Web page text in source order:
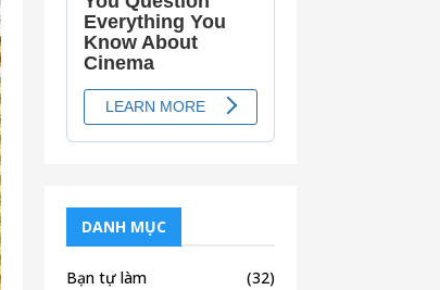
DANH MỤC
Bạn tự làm
(32)